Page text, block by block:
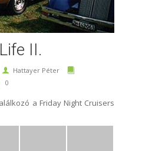
II.
Hattayer Péter
0
a Friday Night Cruisers